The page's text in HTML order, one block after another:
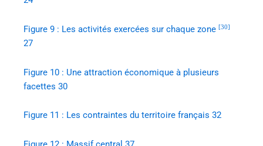
Figure 9 : Les activités exercées sur chaque zone [30]
27
Figure 10 : Une attraction économique à plusieurs
facettes 30
Figure 11 : Les contraintes du territoire français 32